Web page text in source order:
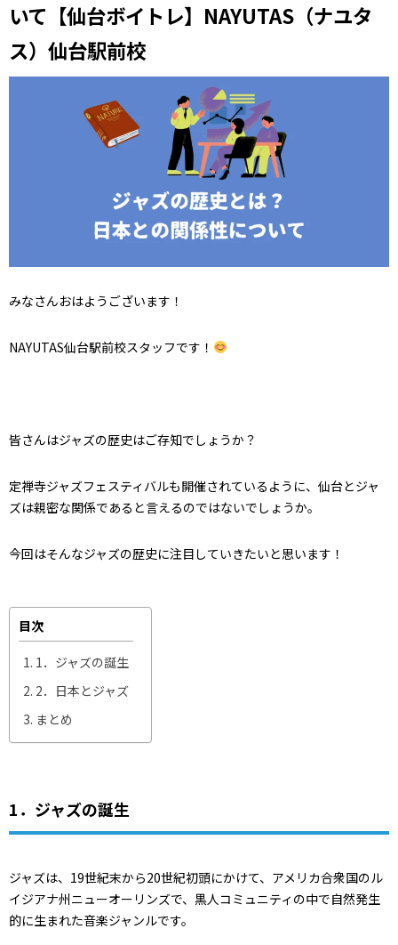
いて【仙台ボイトレ】NAYUTAS（ナユタ
ス）仙台駅前校
みなさんおはようございます！
NAYUTAS仙台駅前校スタッフです！
皆さんはジャズの歴史はご存知でしょうか？
定禅寺ジャズフェスティバルも開催されているように、仙台とジャ
ズは親密な関係であると言えるのではないでしょうか。
今回はそんなジャズの歴史に注目していきたいと思います！
目次
1．ジャズの誕生
2．日本とジャズ
まとめ
1．ジャズの誕生
ジャズは、19世紀末から20世紀初頭にかけて、アメリカ合衆国のル
イジアナ州ニューオーリンズで、黒人コミュニティの中で自然発生
的に生まれた音楽ジャンルです。